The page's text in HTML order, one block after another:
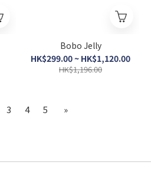
Bobo Jelly
HK$299.00 ~ HK$1,120.00
HK$1,196.00
3 4 5 »